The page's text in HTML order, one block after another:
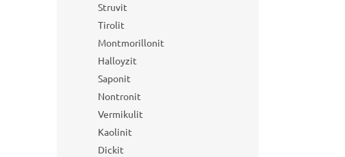
Struvit
Tirolit
Montmorillonit
Halloyzit
Saponit
Nontronit
Vermikulit
Kaolinit
Dickit